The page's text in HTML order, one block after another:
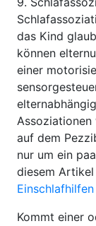
das Kind
können
einer
Assoziationen
auf dem
nur um ein
diesem
Kommt einer